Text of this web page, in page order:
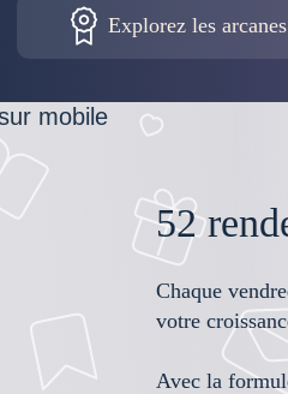
Explorez les
52
Chaque
votre
Avec la